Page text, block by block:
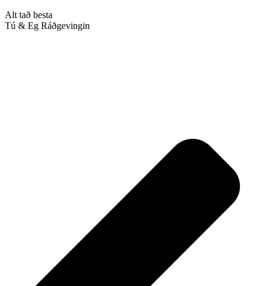
Alt tað besta
Tú & Eg Ráðgevingin